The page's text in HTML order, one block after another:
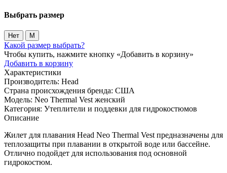
Выбрать размер
Нет M
Какой размер выбрать?
Чтобы купить, нажмите кнопку «Добавить в корзину»
Добавить в корзину
Характеристики
Производитель: Head
Страна происхождения бренда: США
Модель: Neo Thermal Vest женский
Категория: Утеплители и поддевки для гидрокостюмов
Описание
Жилет для плавания Head Neo Thermal Vest предназначены для
теплозащиты при плавании в открытой воде или бассейне.
Отлично подойдет для использования под основной
гидрокостюм.